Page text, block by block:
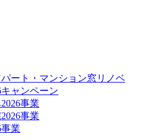
ート・マンション窓リノベ
ャンペーン
事業
事業
業